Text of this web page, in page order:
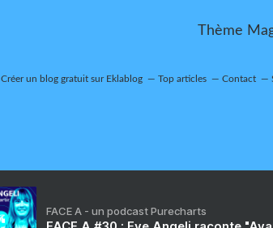
Thème
Créer un blog gratuit sur Eklablog Top articles Contact
FACE A - un podcast Purecharts